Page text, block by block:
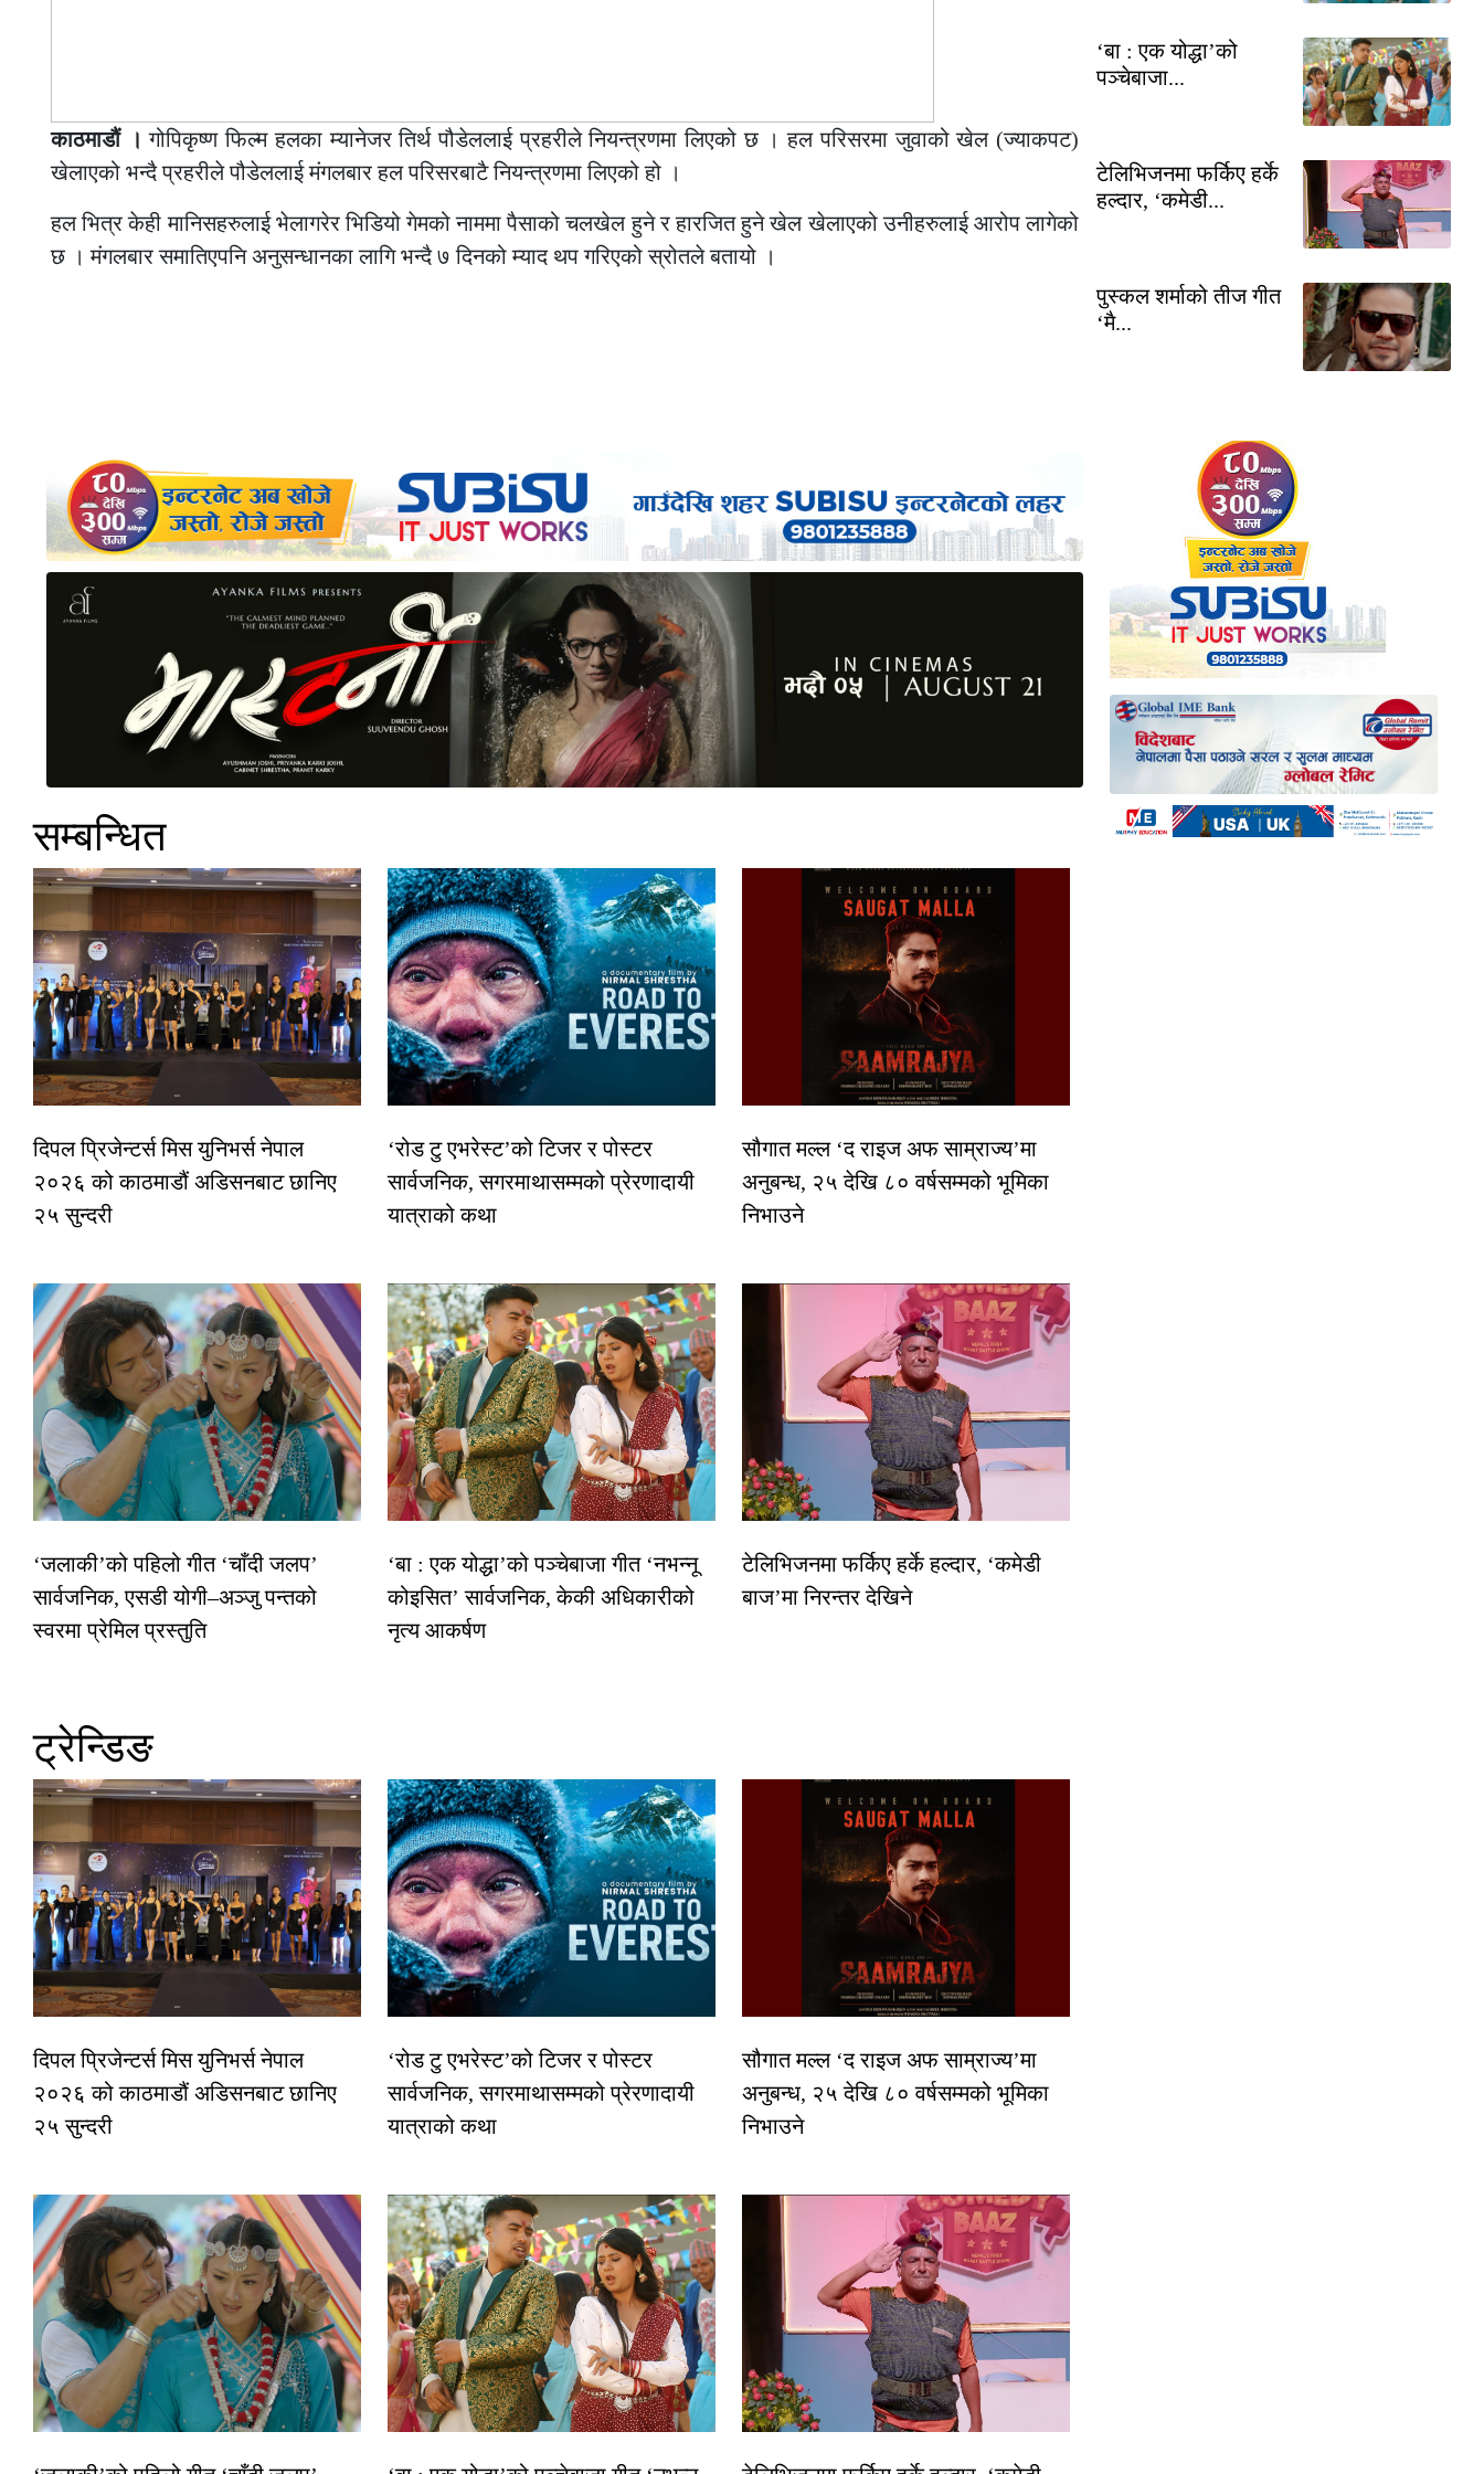
काठमाडौं । गोपिकृष्ण फिल्म हलका म्यानेजर तिर्थ पौडेललाई प्रहरीले नियन्त्रणमा लिएको छ । हल परिसरमा जुवाको खेल (ज्याकपट)
खेलाएको भन्दै प्रहरीले पौडेललाई मंगलबार हल परिसरबाटै नियन्त्रणमा लिएको हो ।
हल भित्र केही मानिसहरुलाई भेलागरेर भिडियो गेमको नाममा पैसाको चलखेल हुने र हारजित हुने खेल खेलाएको उनीहरुलाई आरोप लागेको
छ । मंगलबार समातिएपनि अनुसन्धानका लागि भन्दै ७ दिनको म्याद थप गरिएको स्रोतले बतायो ।
सम्बन्धित
दिपल प्रिजेन्टर्स मिस युनिभर्स नेपाल
२०२६ को काठमाडौं अडिसनबाट छानिए
२५ सुन्दरी
‘रोड टु एभरेस्ट’को टिजर र पोस्टर
सार्वजनिक, सगरमाथासम्मको प्रेरणादायी
यात्राको कथा
सौगात मल्ल ‘द राइज अफ साम्राज्य’मा
अनुबन्ध, २५ देखि ८० वर्षसम्मको भूमिका
निभाउने
‘जलाकी’को पहिलो गीत ‘चाँदी जलप’
सार्वजनिक, एसडी योगी–अञ्जु पन्तको
स्वरमा प्रेमिल प्रस्तुति
‘बा : एक योद्धा’को पञ्चेबाजा गीत ‘नभन्नू
कोइसित’ सार्वजनिक, केकी अधिकारीको
नृत्य आकर्षण
टेलिभिजनमा फर्किए हर्के हल्दार, ‘कमेडी
बाज’मा निरन्तर देखिने
ट्रेन्डिङ
दिपल प्रिजेन्टर्स मिस युनिभर्स नेपाल
२०२६ को काठमाडौं अडिसनबाट छानिए
२५ सुन्दरी
‘रोड टु एभरेस्ट’को टिजर र पोस्टर
सार्वजनिक, सगरमाथासम्मको प्रेरणादायी
यात्राको कथा
सौगात मल्ल ‘द राइज अफ साम्राज्य’मा
अनुबन्ध, २५ देखि ८० वर्षसम्मको भूमिका
निभाउने
‘बा : एक योद्धा’को
पञ्चेबाजा...
टेलिभिजनमा फर्किए हर्के
हल्दार, ‘कमेडी...
पुस्कल शर्माको तीज गीत
‘मै...